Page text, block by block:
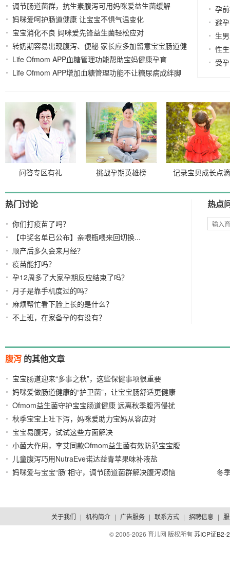
19
调节肠道菌群，抗生素腹泻可用妈咪爱益生菌缓解
2023-03-14
妈咪爱呵护肠道健康 让宝宝不惧气温变化
宝宝消化不良 妈咪爱先锋益生菌轻松应对
转奶期容易出现腹泻、便秘 家长应多加留意宝宝肠道健
康
2023-02-27
Life Ofmom APP血糖管理功能帮助宝妈健康孕育
02-24
Life Ofmom APP增加血糖管理功能不让糖尿病成绊脚
孕
避孕
生
性
受孕
问答专区有礼 挑战孕期英雄榜 记录宝贝成长点滴
热门讨论
你们打疫苗了吗？
【中奖名单已公布】亲喂瓶喂来回切换...
顺产后多久会来月经？
疫苗能打吗？
孕12周多了大家孕期反应结束了吗？
月子是靠手机度过的吗？
麻烦帮忙看下脸上长的是什么？
不上班，在家备孕的有没有？
热点
腹泻 的其他文章
宝宝肠道迎来“多事之秋”，这些保健事项很重要
2021/09/28
妈咪爱做肠道健康的“护卫菌”，让宝宝肠舒适更健康
2021/09/27
Ofmom益生菌守护宝宝肠道健康 远离秋季腹泻侵扰
2021/09/15
秋季宝宝上吐下泻，妈咪爱助力宝妈从容应对
2021/09/09
宝宝易腹泻，试试这些方面解决
小菌大作用，李艾同款Ofmom益生菌有效防范宝宝腹
泻
2021/07/29
儿童腹泻巧用NutraEve诺达益青苹果味补液盐
2021/07/13
妈咪爱与宝宝“肠”相守，调节肠道菌群解决腹泻烦恼 冬
关于我们 | 机构简介 | 广告服务 | 联系方式 | 招聘信息 |
© 2005-2026 育儿网 版权所有苏ICP证B2-